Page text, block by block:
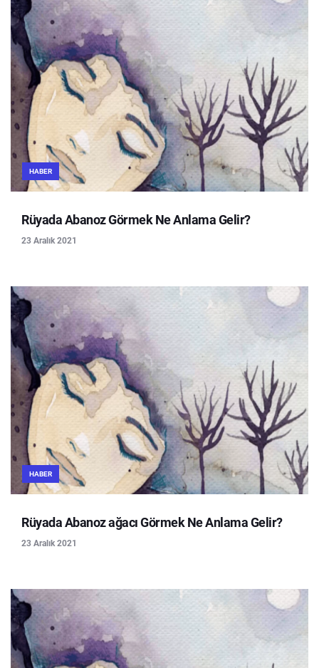
HABER
Rüyada Abanoz Görmek Ne Anlama Gelir?
23 Aralık 2021
HABER
Rüyada Abanoz ağacı Görmek Ne Anlama Gelir?
23 Aralık 2021